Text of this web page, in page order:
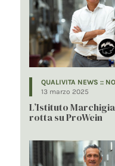
QUALIVITA NEWS ::
13 marzo 2025
L’Istituto
rotta su ProWein